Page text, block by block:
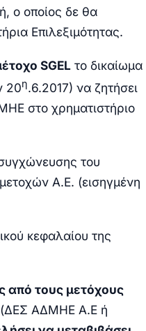
ο οποίος δε θα
Επιλεξιμότητας.
SGEL το δικαίωμα
20η.6.2017) να ζητήσει
στο χρηματιστήριο
του
Α.Ε. (εισηγμένη
κεφαλαίου της
από τους μετόχους
(ΔΕΣ ΑΔΜΗΕ Α.Ε ή